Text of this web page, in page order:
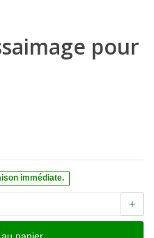
pour
immédiate.
+
panier